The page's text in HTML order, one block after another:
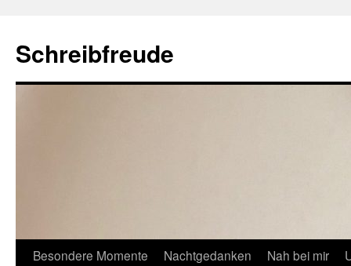
Schreibfreude
Besondere Momente Nachtgedanken Nah bei mir